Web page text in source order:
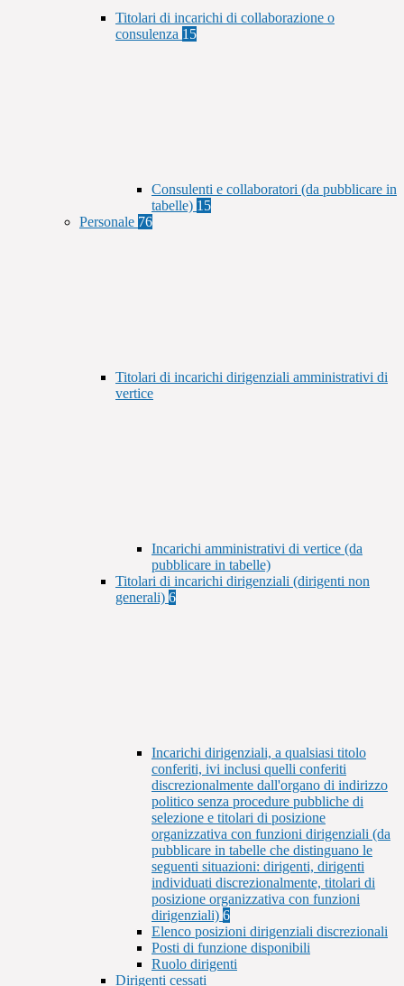
Titolari di incarichi di collaborazione o
consulenza 15
Consulenti e collaboratori (da pubblicare in
tabelle) 15
Personale 76
Titolari di incarichi dirigenziali amministrativi di
vertice
Incarichi amministrativi di vertice (da
pubblicare in tabelle)
Titolari di incarichi dirigenziali (dirigenti non
generali) 6
Incarichi dirigenziali, a qualsiasi titolo
conferiti, ivi inclusi quelli conferiti
discrezionalmente dall'organo di indirizzo
politico senza procedure pubbliche di
selezione e titolari di posizione
organizzativa con funzioni dirigenziali (da
pubblicare in tabelle che distinguano le
seguenti situazioni: dirigenti, dirigenti
individuati discrezionalmente, titolari di
posizione organizzativa con funzioni
dirigenziali) 6
Elenco posizioni dirigenziali discrezionali
Posti di funzione disponibili
Ruolo dirigenti
Dirigenti cessati